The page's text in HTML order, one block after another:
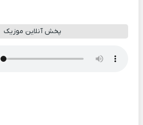
پخش آنلاین موزیک